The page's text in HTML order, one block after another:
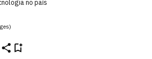
no país